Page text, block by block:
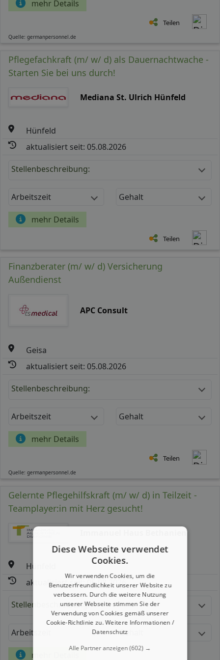
mehr Details
Teilen
Quelle: germanpersonnel.de
Pflegefachkraft (m/ w/ d) als Dauernachtwache -
Starten Sie bei uns durch!
Mediana St. Ulrich Hünfeld
Hünfeld
aktualisiert seit: 05.08.2026
Stellenbeschreibung:
Arbeitszeit Gehalt
mehr Details
Teilen
Finanzberater (m/ w/ d) Versicherung
Außendienst
APC Consult
Geisa
aktualisiert seit: 05.08.2026
Stellenbeschreibung:
Arbeitszeit Gehalt
mehr Details
Teilen
Quelle: germanpersonnel.de
Gelernte Pflegehilfskraft (m/ w/ d) in Teilzeit -
Teamplayer:in mit Herz gesucht!
Immanuel Haus Bethanien
Hünfeld
aktualisiert seit: 05.08.2026
Stellenbeschreibung:
Arbeitszeit Gehalt
mehr Details
Diese Webseite verwendet
Cookies.
Wir verwenden Cookies, um die
Benutzerfreundlichkeit unserer Website zu
verbessern. Durch die weitere Nutzung
unserer Webseite stimmen Sie der
Verwendung von Cookies gemäß unserer
Cookie-Richtlinie zu.Weitere Informationen /
Datenschutz
Alle Partner anzeigen(602) →